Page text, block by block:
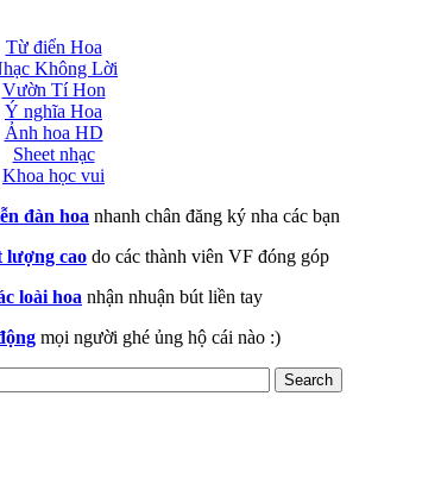
Từ điển Hoa
Không Lời
Vườn Tí Hon
Ý nghĩa Hoa
Ảnh hoa HD
Sheet nhạc
Khoa học vui
đàn hoa nhanh chân đăng ký nha các bạn
lượng cao do các thành viên VF đóng góp
loài hoa nhận nhuận bút liền tay
mọi người ghé ủng hộ cái nào :)